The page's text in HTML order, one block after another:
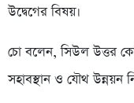
উদ্বেগের বিষয়।
চো বলেন, সিউল উত্তর
সহাবস্থান ও যৌথ উন্নয়ন